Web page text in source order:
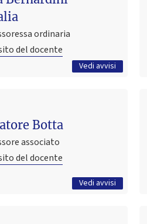
ordinaria
del docente
Vedi avvisi
7 aprile 2026 11:26
Tutti gli avvisi
Botta
associato
del docente
Vedi avvisi
DAMS (M-Z)
2026 - SELEZIONE MANUALE
12 marzo 2026 18:42
Tutti gli avvisi